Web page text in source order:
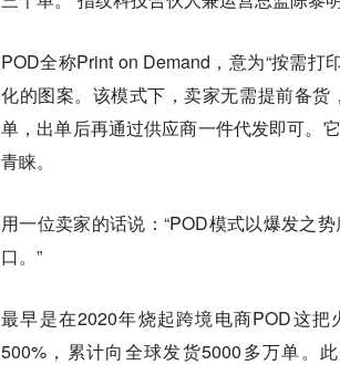
POD全称Print on Demand，意为“按需打
化的图案。该模式下，卖家无需提前备
单，出单后再通过供应商一件代发即可。
青睐。
用一位卖家的话说：“POD模式以爆发之
口。”
最早是在2020年烧起跨境电商POD这
500%，累计向全球发货5000多万单。